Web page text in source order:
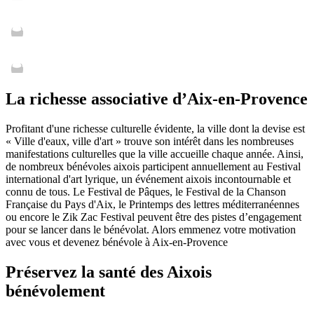
La richesse associative d’Aix-en-Provence
Profitant d'une richesse culturelle évidente, la ville dont la devise est
« Ville d'eaux, ville d'art » trouve son intérêt dans les nombreuses
manifestations culturelles que la ville accueille chaque année. Ainsi,
de nombreux bénévoles aixois participent annuellement au Festival
international d'art lyrique, un événement aixois incontournable et
connu de tous. Le Festival de Pâques, le Festival de la Chanson
Française du Pays d'Aix, le Printemps des lettres méditerranéennes
ou encore le Zik Zac Festival peuvent être des pistes d’engagement
pour se lancer dans le bénévolat. Alors emmenez votre motivation
avec vous et devenez bénévole à Aix-en-Provence
Préservez la santé des Aixois
bénévolement